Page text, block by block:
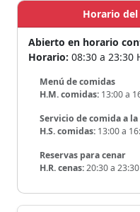
Horario del
Abierto en horario
Horario: 08:30 a 23:30
Menú de comidas
H.M. comidas: 13:00 a
Servicio de comida a
H.S. comidas: 13:00 a
Reservas para cenar
H.R. cenas:20:30 a